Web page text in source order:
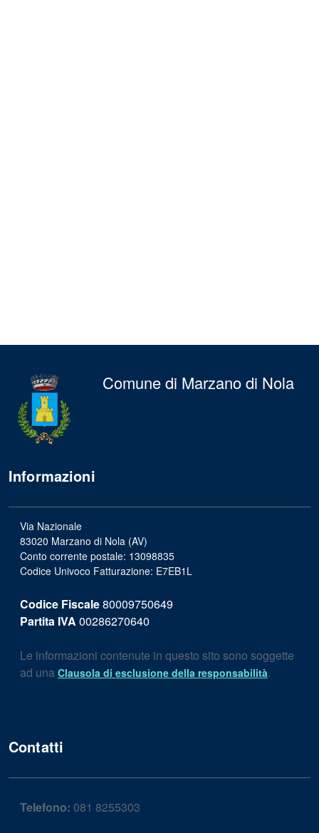
Comune di Marzano di Nola
Informazioni
Via Nazionale
83020 Marzano di Nola (AV)
Conto corrente postale: 13098835
Codice Univoco Fatturazione: E7EB1L
Codice Fiscale80009750649
Partita IVA 00286270640
Le informazioni contenute in questo sito sono soggette
ad una Clausola di esclusione della responsabilità.
Contatti
Telefono: 081 8255303